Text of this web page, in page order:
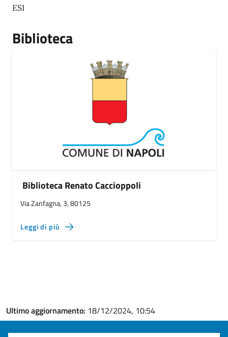
ESI
Biblioteca
Biblioteca Renato Caccioppoli
Via Zanfagna, 3, 80125
Leggi di più
Ultimo aggiornamento: 18/12/2024, 10:54